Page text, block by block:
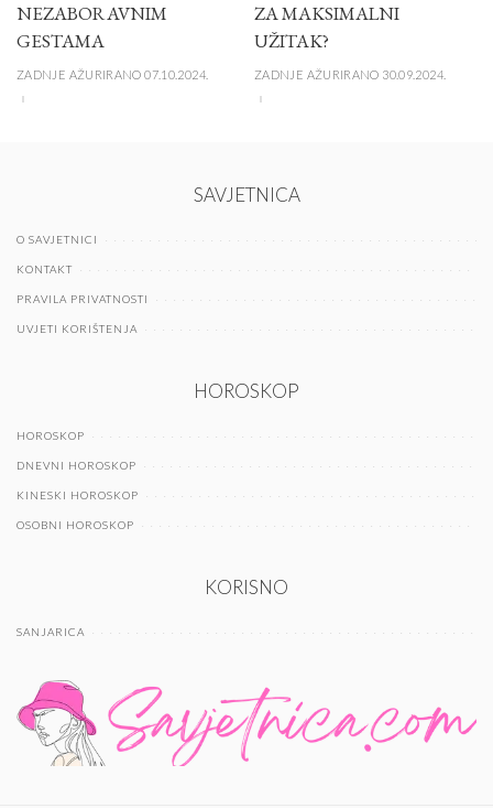
NEZABORAVNIM
GESTAMA
ZADNJE AŽURIRANO 07.10.2024.
ZA MAKSIMALNI
UŽITAK?
ZADNJE AŽURIRANO 30.09.2024.
SAVJETNICA
O SAVJETNICI
KONTAKT
PRAVILA PRIVATNOSTI
UVJETI KORIŠTENJA
HOROSKOP
HOROSKOP
DNEVNI HOROSKOP
KINESKI HOROSKOP
OSOBNI HOROSKOP
KORISNO
SANJARICA